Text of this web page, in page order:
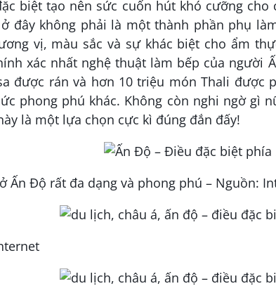
biệt tạo nên sức cuốn hút khó cưỡng cho
đây không phải là một thành phần phụ
vị, màu sắc và sự khác biệt cho ẩm
xác nhất nghệ thuật làm bếp của người
được rán và hơn 10 triệu món Thali được
phong phú khác. Không còn nghi ngờ gì
là một lựa chọn cực kì đúng đắn đấy!
Ấn Độ rất đa dạng và phong phú – Nguồn: